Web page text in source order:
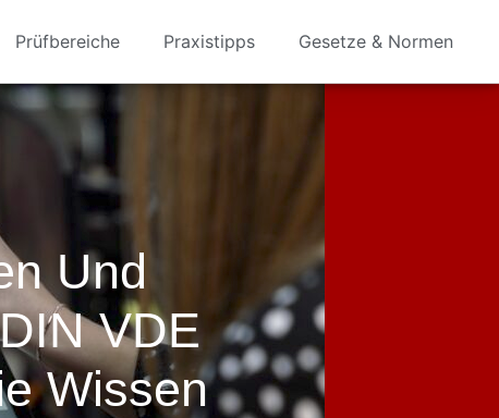
Prüfbereiche Praxistipps Gesetze & Normen
Und
VDE
Wissen